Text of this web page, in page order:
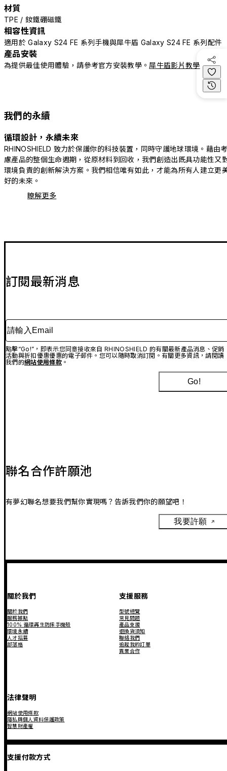
材質
TPE / 釹鐵硼磁鐵
相容性資訊
適用於 Galaxy S24 FE 系列手機與犀牛盾 Galaxy S24 FE 系列配件
產品安裝
為提供最佳使用體驗，請參考官方安裝教學。 犀牛盾影片教學
我們的永續
循環設計，永續未來
RHINOSHIELD 致力於保護你的科技裝置，同時守護地球環境。藉由
慮產品的整個生命週期，從原材料到回收，我們創造出既具功能性又
環境負責的創新解決方案。我們相信唯有如此，才能為所有人建立更
好的未來。
瞭解更多
訂閱最新消息
請輸入Email
點擊“Go!”，即表示您同意接收來自 RHINOSHIELD 的有關最新產品消息、促銷
活動與折扣優惠優惠的電子郵件。您可以隨時取消訂閱。有關更多資訊，請閱讀
我們的網站使用條款。
Go!
聯名合作許願池
有夢幻聯名想要我們幫你實現嗎？告訴我們你的願望吧！
我要許願
關於我們
關於我們
服務據點
100% 循環再生防摔手機殼
環境永續
人才招募
部落格
支援服務
型號總覽
常見問題
產品支援
退換貨須知
聯絡我們
追蹤我的訂單
異業合作
法律聲明
網站使用條款
隱私與個人資料保護政策
智慧財產權
支援付款方式